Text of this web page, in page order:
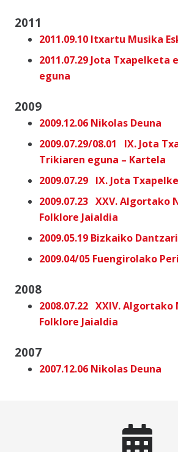
2011
2011.09.10 Itxartu Musika
2011.07.29 Jota Txapelketa
eguna
2009
2009.12.06 Nikolas Deuna
2009.07.29/08.01 IX. Jota
Trikiaren eguna – Kartela
2009.07.29 IX. Jota
2009.07.23 XXV. Algortako
Folklore Jaialdia
2009.05.19 Bizkaiko
2009.04/05 Fuengirolako
2008
2008.07.22 XXIV.
Folklore Jaialdia
2007
2007.12.06 Nikolas Deuna